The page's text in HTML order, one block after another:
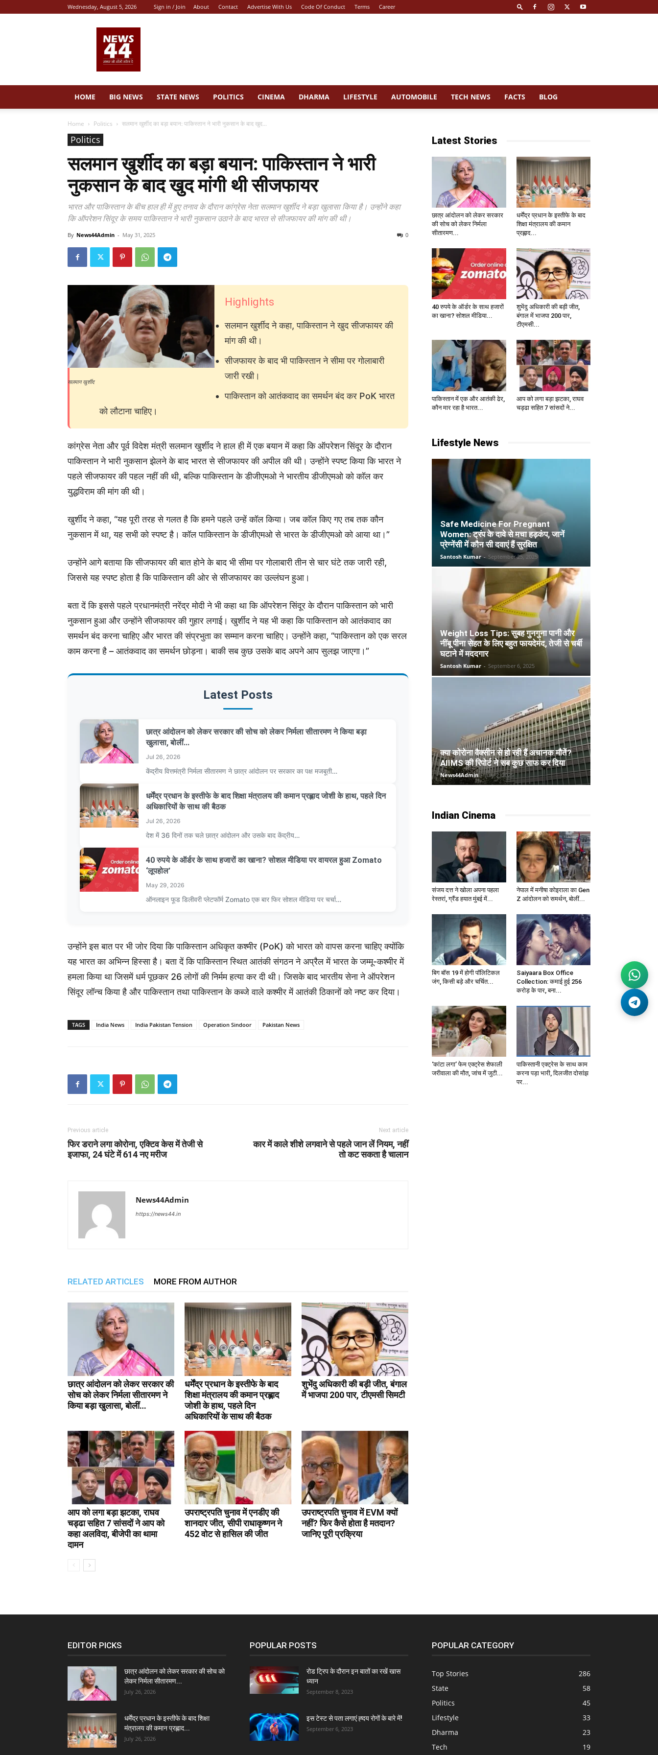
Wednesday, August 5, 2026 Sign in / Join About Contact Advertise With Us Code Of Conduct Terms Career
44
HOME BIG NEWS STATE NEWS POLITICS CINEMA DHARMA LIFESTYLE AUTOMOBILE TECH NEWS FACTS BLOG
Home Politics सलमान खुर्शीद का बड़ा बयान: पाकिस्तान ने भारी नुकसान के बाद खुद...
Politics
सलमान खुर्शीद का बड़ा बयान: पाकिस्तान ने भारी
नुकसान के बाद खुद मांगी थी सीजफायर
भारत और पाकिस्तान के बीच हाल ही में हुए तनाव के दौरान कांग्रेस नेता सलमान खुर्शीद ने बड़ा खुलासा किया है। उन्होंने कहा
कि ऑपरेशन सिंदूर के समय पाकिस्तान ने भारी नुकसान उठाने के बाद भारत से सीजफायर की मांग की थी।
By News44Admin - May 31, 2025 0
सलमान खुर्शीद
Highlights
सलमान खुर्शीद ने कहा, पाकिस्तान ने खुद सीजफायर की
मांग की थी।
सीजफायर के बाद भी पाकिस्तान ने सीमा पर गोलाबारी
जारी रखी।
पाकिस्तान को आतंकवाद का समर्थन बंद कर PoK भारत
को लौटाना चाहिए।
कांग्रेस नेता और पूर्व विदेश मंत्री सलमान खुर्शीद ने हाल ही में एक बयान में कहा कि ऑपरेशन सिंदूर के दौरान
पाकिस्तान ने भारी नुकसान झेलने के बाद भारत से सीजफायर की अपील की थी। उन्होंने स्पष्ट किया कि भारत ने
पहले सीजफायर की पहल नहीं की थी, बल्कि पाकिस्तान के डीजीएमओ ने भारतीय डीजीएमओ को कॉल कर
युद्धविराम की मांग की थी।
खुर्शीद ने कहा, “यह पूरी तरह से गलत है कि हमने पहले उन्हें कॉल किया। जब कॉल किए गए तब तक कौन
नुकसान में था, यह सभी को स्पष्ट है। कॉल पाकिस्तान के डीजीएमओ से भारत के डीजीएमओ को आया था।”
उन्होंने आगे बताया कि सीजफायर की बात होने के बाद भी सीमा पर गोलाबारी तीन से चार घंटे तक जारी रही,
जिससे यह स्पष्ट होता है कि पाकिस्तान की ओर से सीजफायर का उल्लंघन हुआ।
बता दें कि इससे पहले प्रधानमंत्री नरेंद्र मोदी ने भी कहा था कि ऑपरेशन सिंदूर के दौरान पाकिस्तान को भारी
नुकसान हुआ और उन्होंने सीजफायर की गुहार लगाई। खुर्शीद ने यह भी कहा कि पाकिस्तान को आतंकवाद का
समर्थन बंद करना चाहिए और भारत की संप्रभुता का सम्मान करना चाहिए। उन्होंने कहा, “पाकिस्तान को एक सरल
काम करना है – आतंकवाद का समर्थन छोड़ना। बाकी सब कुछ उसके बाद अपने आप सुलझ जाएगा।”
Latest Posts
छात्र आंदोलन को लेकर सरकार की सोच को लेकर निर्मला सीतारमण ने किया बड़ा
खुलासा, बोलीं...
Jul 26, 2026
केंद्रीय वित्तमंत्री निर्मला सीतारमण ने छात्र आंदोलन पर सरकार का पक्ष मजबूती…
धर्मेंद्र प्रधान के इस्तीफे के बाद शिक्षा मंत्रालय की कमान प्रह्लाद जोशी के हाथ, पहले दिन
अधिकारियों के साथ की बैठक
Jul 26, 2026
देश में 36 दिनों तक चले छात्र आंदोलन और उसके बाद केंद्रीय…
40 रुपये के ऑर्डर के साथ हजारों का खाना? सोशल मीडिया पर वायरल हुआ Zomato
‘लूपहोल’
May 29, 2026
ऑनलाइन फूड डिलीवरी प्लेटफॉर्म Zomato एक बार फिर सोशल मीडिया पर चर्चा…
उन्होंने इस बात पर भी जोर दिया कि पाकिस्तान अधिकृत कश्मीर (PoK) को भारत को वापस करना चाहिए क्योंकि
यह भारत का अभिन्न हिस्सा है। बता दें कि पाकिस्तान स्थित आतंकी संगठन ने अप्रैल में भारत के जम्मू-कश्मीर में
हमला किया था जिसमें धर्म पूछकर 26 लोगों की निर्मम हत्या कर दी थी। जिसके बाद भारतीय सेना ने ऑपरेशन
सिंदूर लॉन्च किया है और पाकिस्तान तथा पाकिस्तान के कब्जे वाले कश्मीर में आतंकी ठिकानों को नष्ट कर दिया।
TAGS India News India Pakistan Tension Operation Sindoor Pakistan News
Previous article
फिर डराने लगा कोरोना, एक्टिव केस में तेजी से
इजाफा, 24 घंटे में 614 नए मरीज
Next article
कार में काले शीशे लगवाने से पहले जान लें नियम, नहीं
तो कट सकता है चालान
News44Admin
https://news44.in
RELATED ARTICLES MORE FROM AUTHOR
छात्र आंदोलन को लेकर सरकार की
सोच को लेकर निर्मला सीतारमण ने
किया बड़ा खुलासा, बोलीं…
धर्मेंद्र प्रधान के इस्तीफे के बाद
शिक्षा मंत्रालय की कमान प्रह्लाद
जोशी के हाथ, पहले दिन
अधिकारियों के साथ की बैठक
शुभेंदु अधिकारी की बड़ी जीत, बंगाल
में भाजपा 200 पार, टीएमसी सिमटी
आप को लगा बड़ा झटका, राघव
चड्ढा सहित 7 सांसदों ने आप को
कहा अलविदा, बीजेपी का थामा
दामन
उपराष्ट्रपति चुनाव में एनडीए की
शानदार जीत, सीपी राधाकृष्णन ने
452 वोट से हासिल की जीत
उपराष्ट्रपति चुनाव में EVM क्यों
नहीं? फिर कैसे होता है मतदान?
जानिए पूरी प्रक्रिया
Latest Stories
छात्र आंदोलन को लेकर सरकार
की सोच को लेकर निर्मला
सीतारमण...
धर्मेंद्र प्रधान के इस्तीफे के बाद
शिक्षा मंत्रालय की कमान
प्रह्लाद...
40 रुपये के ऑर्डर के साथ हजारों
का खाना? सोशल मीडिया...
शुभेंदु अधिकारी की बड़ी जीत,
बंगाल में भाजपा 200 पार,
टीएमसी...
पाकिस्तान में एक और आतंकी ढेर,
कौन मार रहा है भारत...
आप को लगा बड़ा झटका, राघव
चड्ढा सहित 7 सांसदों ने...
Lifestyle News
Safe Medicine For Pregnant
Women: ट्रंप के दावे से मचा हड़कंप, जानें
प्रेग्नेंसी में कौन सी दवाएं हैं सुरक्षित
Santosh Kumar - September 25, 2025
Weight Loss Tips: सुबह गुनगुना पानी और
नींबू पीना सेहत के लिए बहुत फायदेमंद, तेजी से चर्बी
घटाने में मददगार
Santosh Kumar - September 6, 2025
क्या कोरोना वैक्सीन से हो रही हैं अचानक मौतें?
AIIMS की रिपोर्ट ने सब कुछ साफ कर दिया
News44Admin - July 2, 2025
Indian Cinema
संजय दत्त ने खोला अपना पहला
रेस्तरां, ग्रैंड हयात मुंबई में...
नेपाल में मनीषा कोइराला का Gen
Z आंदोलन को समर्थन, बोलीं...
बिग बॉस 19 में होगी पॉलिटिकल
जंग, किसी बड़े और चर्चित...
Saiyaara Box Office
Collection: कमाई हुई 256
करोड़ के पार, बना...
‘कांटा लगा’ फेम एक्ट्रेस शेफाली
जरीवाला की मौत, जांच में जुटी...
पाकिस्तानी एक्ट्रेस के साथ काम
करना पड़ा भारी, दिलजीत दोसांझ
पर...
EDITOR PICKS
छात्र आंदोलन को लेकर सरकार की सोच को
लेकर निर्मला सीतारमण...
July 26, 2026
धर्मेंद्र प्रधान के इस्तीफे के बाद शिक्षा
मंत्रालय की कमान प्रह्लाद...
July 26, 2026
POPULAR POSTS
रोड ट्रिप के दौरान इन बातों का रखें खास
ध्यान
September 8, 2023
इस टेस्ट से पता लगाएं ह्दय रोगों के बारे में!
September 6, 2023
POPULAR CATEGORY
Top Stories
286
State
58
Politics
45
Lifestyle
33
Dharma
23
Tech
19